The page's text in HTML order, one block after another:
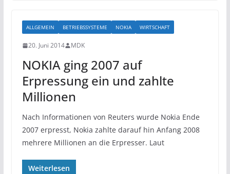
ALLGEMEIN BETRIEBSSYSTEME NOKIA WIRTSCHAFT
20. Juni 2014 MDK
NOKIA ging 2007 auf
Erpressung ein und zahlte
Millionen
Nach Informationen von Reuters wurde Nokia Ende
2007 erpresst, Nokia zahlte darauf hin Anfang 2008
mehrere Millionen an die Erpresser. Laut
Weiterlesen